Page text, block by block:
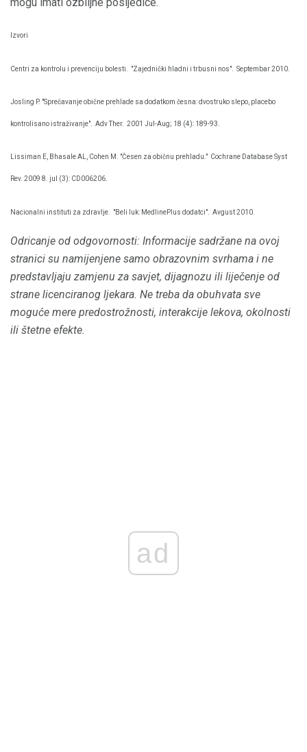
mogu imati ozbiljne posljedice.
Izvori
Centri za kontrolu i prevenciju bolesti. "Zajednički hladni i trbusni nos". Septembar 2010.
Josling P. "Sprečavanje obične prehlade sa dodatkom česna: dvostruko slepo, placebo
kontrolisano istraživanje". Adv Ther. 2001 Jul-Aug; 18 (4): 189-93.
Lissiman E, Bhasale AL, Cohen M. "Česen za običnu prehladu." Cochrane Database Syst
Rev. 2009 8. jul (3): CD006206.
Nacionalni instituti za zdravlje. "Beli luk: MedlinePlus dodatci". Avgust 2010.
Odricanje od odgovornosti: Informacije sadržane na ovoj
stranici su namijenjene samo obrazovnim svrhama i ne
predstavljaju zamjenu za savjet, dijagnozu ili liječenje od
strane licenciranog ljekara. Ne treba da obuhvata sve
moguće mere predostrožnosti, interakcije lekova, okolnosti
ili štetne efekte.
ad